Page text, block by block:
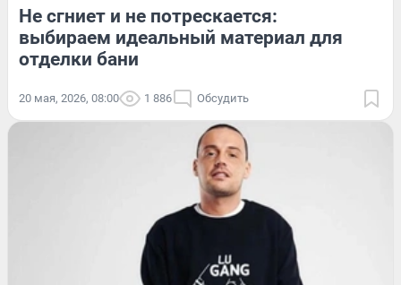
Не сгниет и не потрескается:
выбираем идеальный материал для
отделки бани
20 мая, 2026, 08:00 1 886 Обсудить